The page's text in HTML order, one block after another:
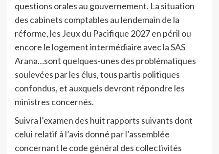
questions orales au gouvernement. La situation
des cabinets comptables au lendemain de la
réforme, les Jeux du Pacifique 2027 en péril ou
encore le logement intermédiaire avec la SAS
Arana…sont quelques-unes des problématiques
soulevées par les élus, tous partis politiques
confondus, et auxquels devront répondre les
ministres concernés.
Suivra l’examen des huit rapports suivants dont
celui relatif à l’avis donné par l’assemblée
concernant le code général des collectivités